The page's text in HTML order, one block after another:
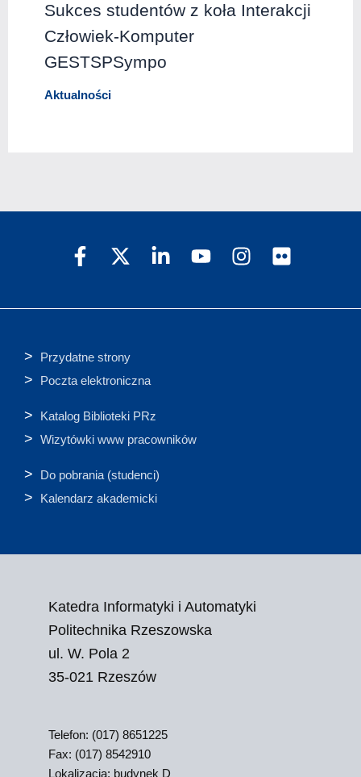
Sukces studentów z koła Interakcji
Człowiek-Komputer
GESTSPSympo
Aktualności
Przydatne strony
Poczta elektroniczna
Katalog Biblioteki PRz
Wizytówki www pracowników
Do pobrania (studenci)
Kalendarz akademicki
Katedra Informatyki i Automatyki
Politechnika Rzeszowska
ul. W. Pola 2
35-021 Rzeszów
Telefon: (017) 8651225
Fax: (017) 8542910
Lokalizacja: budynek D